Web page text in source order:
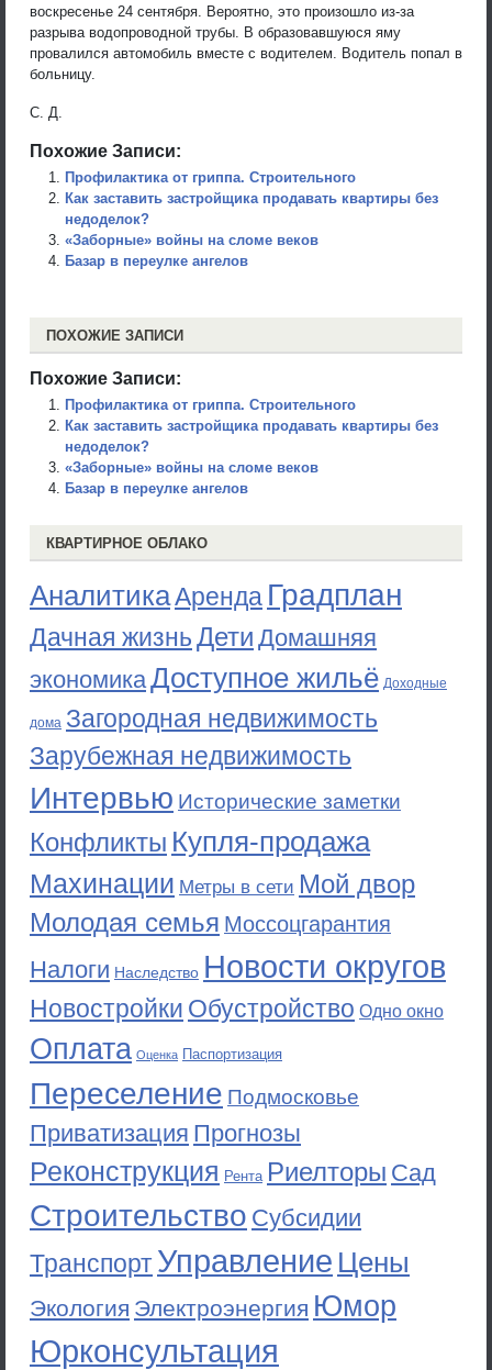
воскресенье 24 сентября. Вероятно, это произошло из-за
разрыва водопроводной трубы. В образовавшуюся яму
провалился автомобиль вместе с водителем. Водитель попал в
больницу.
С. Д.
Похожие Записи:
Профилактика от гриппа. Строительного
Как заставить застройщика продавать квартиры без
недоделок?
«Заборные» войны на сломе веков
Базар в переулке ангелов
ПОХОЖИЕ ЗАПИСИ
Похожие Записи:
Профилактика от гриппа. Строительного
Как заставить застройщика продавать квартиры без
недоделок?
«Заборные» войны на сломе веков
Базар в переулке ангелов
КВАРТИРНОЕ ОБЛАКО
АналитикаАренда Градплан
Дачная жизньДети Домашняя
экономикаДоступное жильё Доходные
дома Загородная недвижимость
Зарубежная недвижимость
Интервью Исторические заметки
Конфликты Купля-продажа
Махинации Метры в сети Мой двор
Молодая семья Моссоцгарантия
Налоги Наследство Новости округов
Новостройки Обустройство Одно окно
Оплата Оценка Паспортизация
Переселение Подмосковье
Приватизация Прогнозы
Реконструкция Рента Риелторы Сад
Строительство Субсидии
ТранспортУправление Цены
Экология Электроэнергия Юмор
Юрконсультация